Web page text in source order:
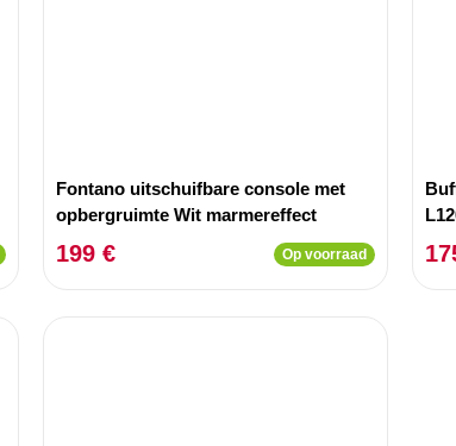
Fontano uitschuifbare console met
opbergruimte Wit marmereffect
199 € Op voorraad